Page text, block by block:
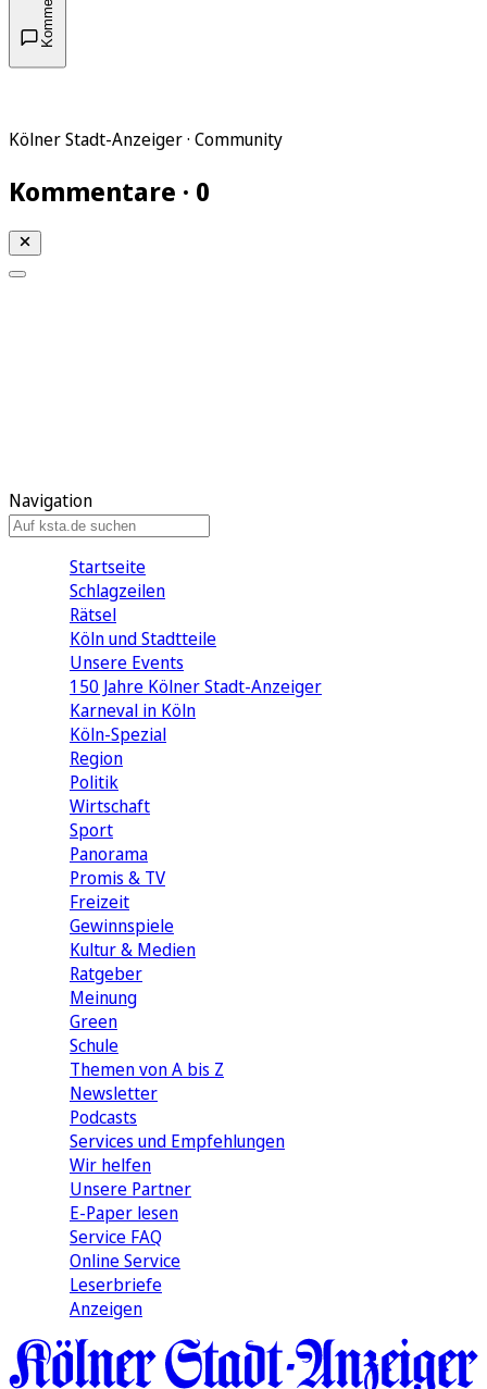
Kölner Stadt-Anzeiger · Community
Kommentare · 0
Navigation
Startseite
Schlagzeilen
Rätsel
Köln und Stadtteile
Unsere Events
150 Jahre Kölner Stadt-Anzeiger
Karneval in Köln
Köln-Spezial
Region
Politik
Wirtschaft
Sport
Panorama
Promis & TV
Freizeit
Gewinnspiele
Kultur & Medien
Ratgeber
Meinung
Green
Schule
Themen von A bis Z
Newsletter
Podcasts
Services und Empfehlungen
Wir helfen
Unsere Partner
E-Paper lesen
Service FAQ
Online Service
Leserbriefe
Anzeigen